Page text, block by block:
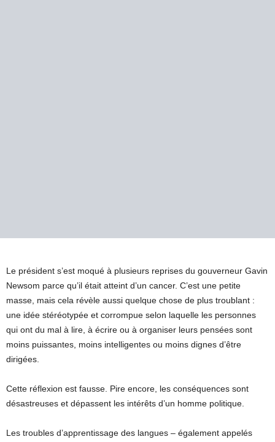
Le président s’est moqué à plusieurs reprises du gouverneur Gavin
Newsom parce qu’il était atteint d’un cancer. C’est une petite
masse, mais cela révèle aussi quelque chose de plus troublant :
une idée stéréotypée et corrompue selon laquelle les personnes
qui ont du mal à lire, à écrire ou à organiser leurs pensées sont
moins puissantes, moins intelligentes ou moins dignes d’être
dirigées.
Cette réflexion est fausse. Pire encore, les conséquences sont
désastreuses et dépassent les intérêts d’un homme politique.
Les troubles d’apprentissage des langues – également appelés